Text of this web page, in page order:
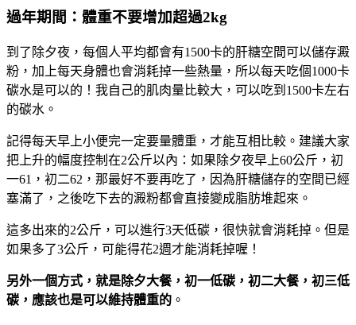
過年期間：體重不要增加超過2kg
到了除夕夜，每個人平均都會有1500卡的肝糖空間可以儲存澱
粉，加上每天身體也會消耗掉一些熱量，所以每天吃個1000卡
碳水是可以的！我自己的肌肉量比較大，可以吃到1500卡左右
的碳水。
記得每天早上小便完一定要量體重，才能互相比較。建議大家
把上升的幅度控制在2公斤以內：如果除夕夜早上60公斤，初
一61，初二62，那最好不要再吃了，因為肝糖儲存的空間已經
塞滿了，之後吃下去的澱粉都會直接變成脂肪堆起來。
這多出來的2公斤，可以進行3天低碳，很快就會消耗掉。但是
如果多了3公斤，可能得花2週才能消耗掉喔！
另外一個方式，就是除夕大餐，初一低碳，初二大餐，初三低
碳，應該也是可以維持體重的 。